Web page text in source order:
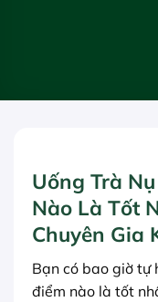
Uống Trà
Nào Là Tốt
Chuyên Gia
Bạn có bao giờ tự
điểm nào là tốt